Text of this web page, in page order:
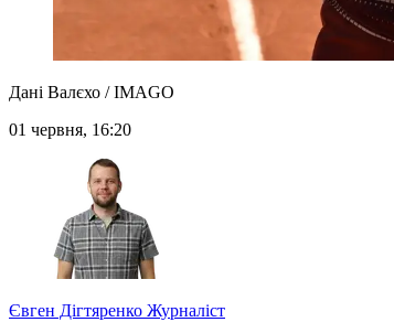
Дані Валєхо / IMAGO
01 червня, 16:20
Євген Дігтяренко Журналіст